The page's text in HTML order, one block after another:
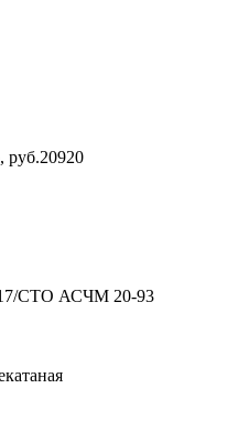
руб.20920
СТО АСЧМ 20-93